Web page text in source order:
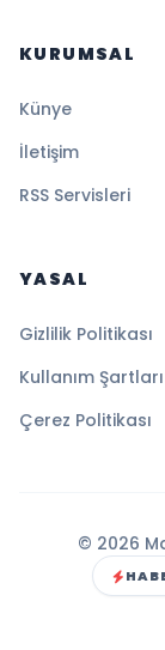
KURUMSAL
Künye
İletişim
RSS Servisleri
YASAL
Gizlilik Politikası
Kullanım Şartları
Çerez Politikası
© 2026